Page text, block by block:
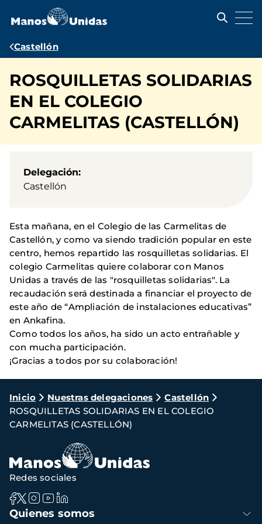
contenido
Ruta
navegación
Castellón
ROSQUILLETAS SOLIDARIAS
EN EL COLEGIO
CARMELITAS (CASTELLÓN)
Delegación
Castellón
Esta mañana, en el Colegio de las Carmelitas de
Castellón, y como va siendo tradición popular en este
centro, hemos repartido las rosquilletas solidarias. El
colegio Carmelitas quiere colaborar con Manos
Unidas a través de las "rosquilletas solidarias". La
recaudación será destinada a financiar el proyecto de
este año de “Ampliación de instalaciones educativas”
en Ankafina.
Como todos los años, ha sido un acto entrañable y
con mucha participación.
¡Gracias a todos por su colaboración!
Ruta
de
navegación
Inicio Nuestras delegaciones
Castellón
ROSQUILLETAS SOLIDARIAS EN EL COLEGIO
CARMELITAS (CASTELLÓN)
Navegación
Quienes somos
Redes sociales